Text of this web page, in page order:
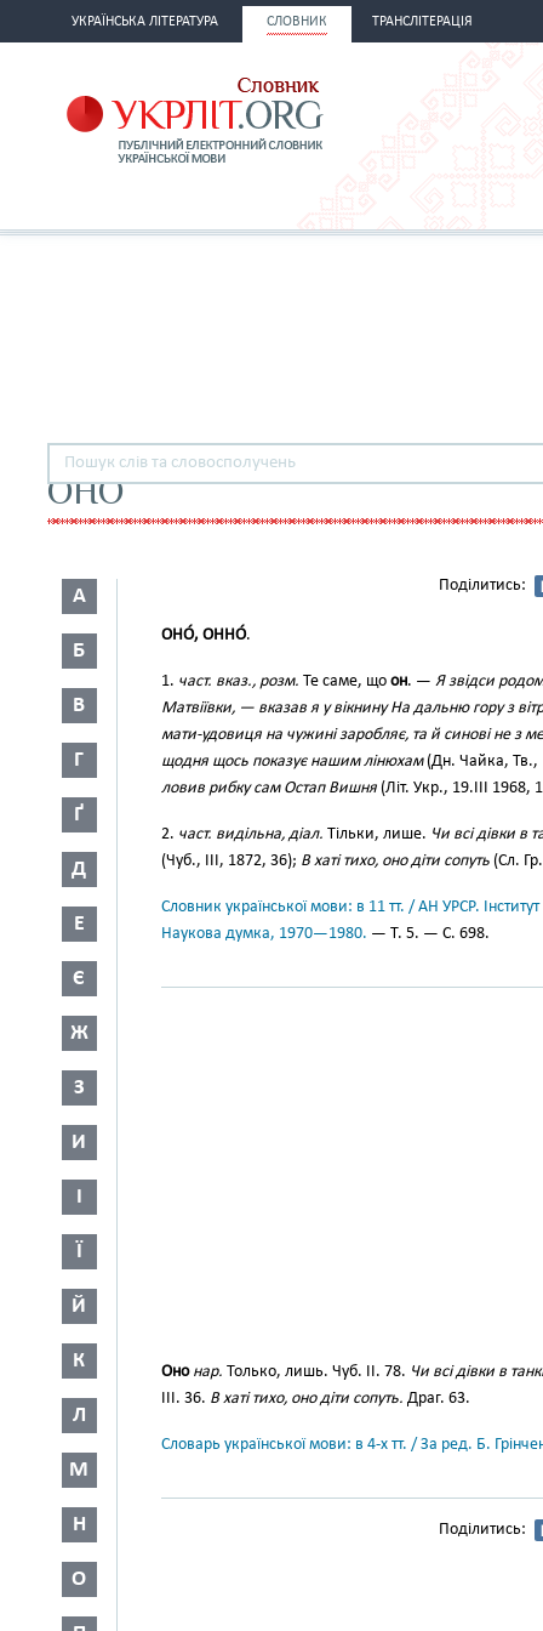
УКРАЇНСЬКА ЛІТЕРАТУРА СЛОВНИК ТРАНСЛІТЕРАЦІЯ
ОНО
А
Б
В
Г
Ґ
Д
Е
Є
Ж
З
И
І
Ї
Й
К
Л
М
Н
О
Поділитись:
ОНО́, ОННО́.
1. част. вказ., розм. Те саме, що он. — Я звідси
Матвіївки, — вказав я у вікнину На дальню гору з
мати-удовиця на чужині заробляє, та й синові не з
щодня щось показує нашим лінюхам(Дн. Чайка,
ловив рибку сам Остап Вишня (Літ. Укр., 19.III 1968,
2. част. видільна, діал. Тільки, лише. Чи всі дівки в
(Чуб., III, 1872, 36); В хаті тихо, оно діти сопуть (Сл.
Словник української мови: в 11 тт. / АН УРСР.
Наукова думка, 1970—1980. — Т. 5. — С. 698.
Оно нар. Только, лишь. Чуб. II. 78. Чи всі дівки в
III. 36. В хаті тихо, оно діти сопуть. Драг. 63.
Словарь української мови: в 4-х тт. / За ред. Б.
Поділитись: